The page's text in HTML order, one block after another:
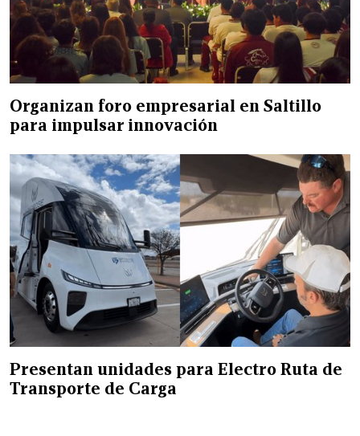
Organizan foro empresarial en Saltillo
para impulsar innovación
Presentan unidades para Electro Ruta de
Transporte de Carga